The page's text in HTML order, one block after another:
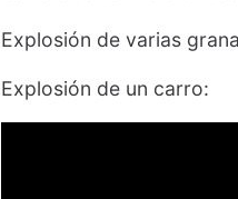
Explosión de varias
Explosión de un carro: